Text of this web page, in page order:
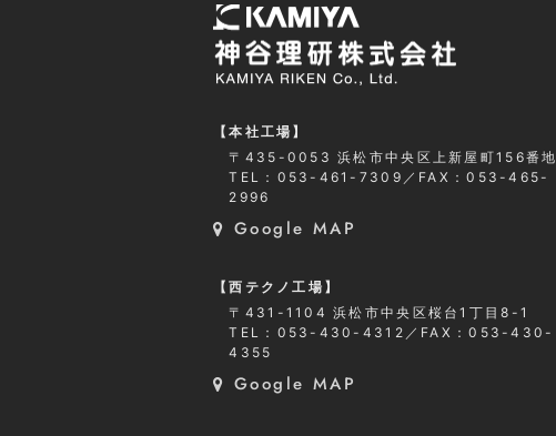
【本社工場】
〒435-0053 浜松市中央区上新屋町156番地
TEL：053-461-7309 ／ FAX：053-465-
2996
Google MAP
【西テクノ工場】
〒431-1104 浜松市中央区桜台1丁目8-1
TEL：053-430-4312 ／ FAX：053-430-
4355
Google MAP